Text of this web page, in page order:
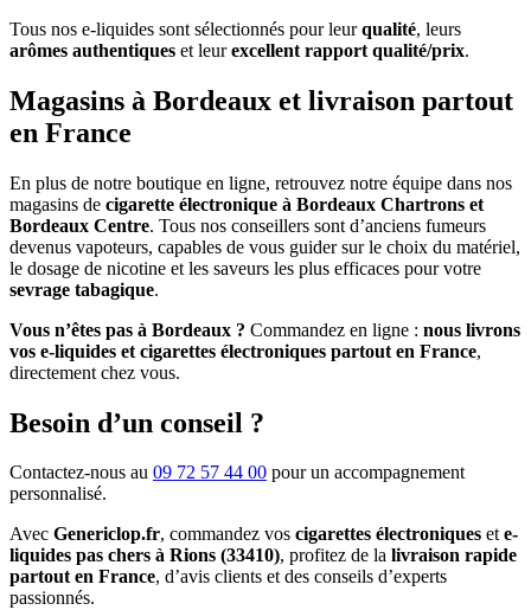
Tous nos e-liquides sont sélectionnés pour leurqualité, leurs
arômes authentiques et leurexcellent rapport qualité/prix.
Magasins à Bordeaux et livraison partout
en France
En plus de notre boutique en ligne, retrouvez notre équipe dans nos
magasins de cigarette électronique à Bordeaux Chartrons et
Bordeaux Centre. Tous nos conseillers sont d’anciens fumeurs
devenus vapoteurs, capables de vous guider sur le choix du matériel,
le dosage de nicotine et les saveurs les plus efficaces pour votre
sevrage tabagique.
Vous n’êtes pas à Bordeaux ? Commandez en ligne : nous livrons
vos e-liquides et cigarettes électroniques partout en France,
directement chez vous.
Besoin d’un conseil ?
Contactez-nous au 09 72 57 44 00 pour un accompagnement
personnalisé.
Avec Genericlop.fr, commandez vos cigarettes électroniques ete-
liquides pas chers à Rions (33410), profitez de la livraison rapide
partout en France, d’avis clients et des conseils d’experts
passionnés.